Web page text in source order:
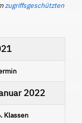
zugriffsgeschützten
2022
Klassen